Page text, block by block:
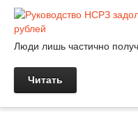
Люди лишь частично
Читать